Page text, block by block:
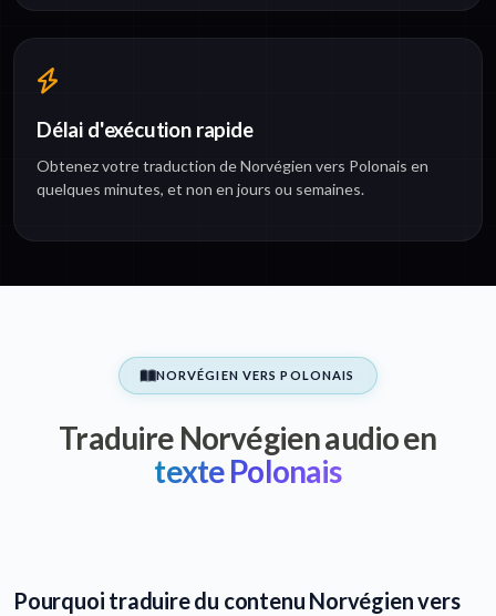
Délai d'exécution rapide
Obtenez votre traduction de Norvégien vers Polonais en
quelques minutes, et non en jours ou semaines.
NORVÉGIEN VERS POLONAIS
Traduire Norvégien audio en
texte Polonais
Pourquoi traduire du contenu Norvégien vers